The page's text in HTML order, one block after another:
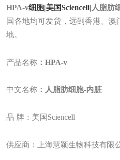
HPA-v细胞|美国Sciencell| 人脂肪
国各地均可发货，远到香港、
地。
产品名称 ：HPA-v
中文名称 ：人脂肪细胞-内脏
品 牌：美国Sciencell
供应商：上海慧颖生物科技有限